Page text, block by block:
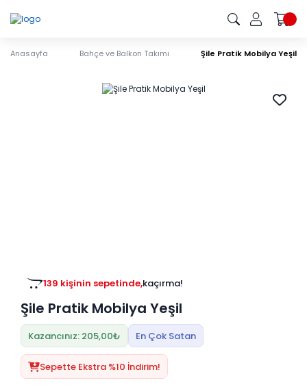
Anasayfa Bahçe ve Balkon Takımı Şile Pratik Mobilya Yeşil
139 kişinin sepetinde,kaçırma!
Şile Pratik Mobilya Yeşil
Kazancınız: 205,00₺ En Çok Satan
Sepette Ekstra %10 İndirim!